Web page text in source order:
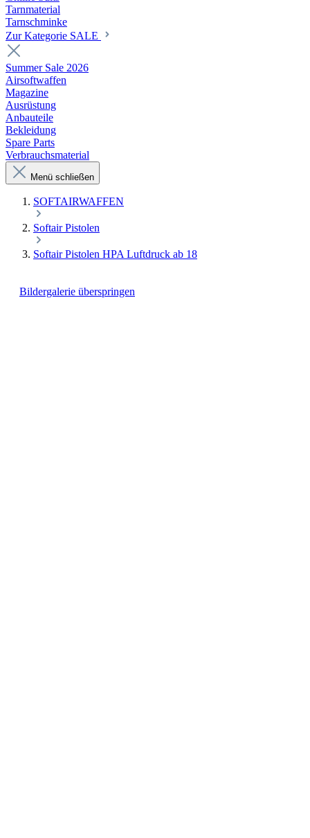
Tarnmaterial
Tarnschminke
Zur Kategorie SALE
Summer Sale 2026
Airsoftwaffen
Magazine
Ausrüstung
Anbauteile
Bekleidung
Spare Parts
Verbrauchsmaterial
Menü schließen
SOFTAIRWAFFEN
Softair Pistolen
Softair Pistolen HPA Luftdruck ab 18
Bildergalerie überspringen